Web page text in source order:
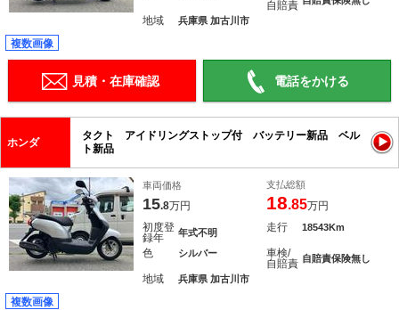
自賠責
地域 兵庫県 加古川市
複数画像
見積・在庫確認 電話をかける
ホンダ
タクト アイドリングストップ付 バッテリー新品 ベル
ト新品
車両価格
15.8万円
支払総額
18.85万円
初度登
録年
年式不明 走行 18543Km
色 シルバー
車検/
自賠責 自賠責保険無し
地域 兵庫県 加古川市
複数画像